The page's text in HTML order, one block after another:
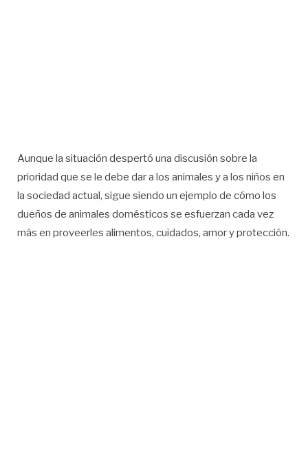
Aunque la situación despertó una discusión sobre la
prioridad que se le debe dar a los animales y a los niños en
la sociedad actual, sigue siendo un ejemplo de cómo los
dueños de animales domésticos se esfuerzan cada vez
más en proveerles alimentos, cuidados, amor y protección.